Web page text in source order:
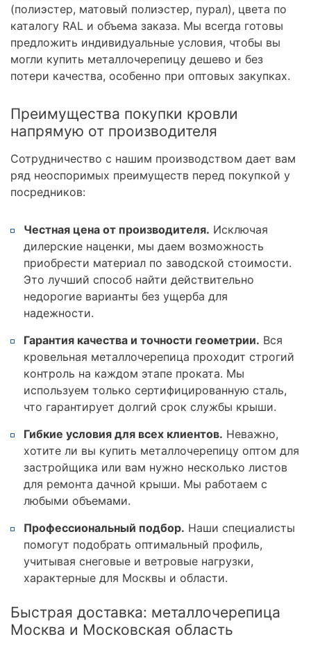
(полиэстер, матовый полиэстер, пурал), цвета по
каталогу RAL и объема заказа. Мы всегда готовы
предложить индивидуальные условия, чтобы вы
могли купить металлочерепицу дешево и без
потери качества, особенно при оптовых закупках.
Преимущества покупки кровли
напрямую от производителя
Сотрудничество с нашим производством дает вам
ряд неоспоримых преимуществ перед покупкой у
посредников:
Честная цена от производителя. Исключая
дилерские наценки, мы даем возможность
приобрести материал по заводской стоимости.
Это лучший способ найти действительно
недорогие варианты без ущерба для
надежности.
Гарантия качества и точности геометрии. Вся
кровельная металлочерепица проходит строгий
контроль на каждом этапе проката. Мы
используем только сертифицированную сталь,
что гарантирует долгий срок службы крыши.
Гибкие условия для всех клиентов. Неважно,
хотите ли вы купить металлочерепицу оптом для
застройщика или вам нужно несколько листов
для ремонта дачной крыши. Мы работаем с
любыми объемами.
Профессиональный подбор. Наши специалисты
помогут подобрать оптимальный профиль,
учитывая снеговые и ветровые нагрузки,
характерные для Москвы и области.
Быстрая доставка: металлочерепица
Москва и Московская область